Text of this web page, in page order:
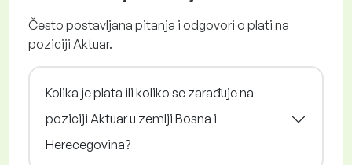
Često postavljana pitanja i odgovori o plati na
poziciji Aktuar.
Kolika je plata ili koliko se zarađuje na
poziciji Aktuar u zemlji Bosna i
Herecegovina?